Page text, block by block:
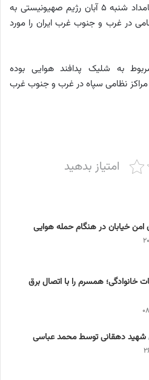
؛ ساعت ۲ بامداد شنبه ۵ آبان رژیم صهیونیستی به
در غرب و جنوب غرب ایران را مورد
به شلیک پدافند هوایی بوده
نظامی سپاه در غرب و جنوب غرب
امتیاز بدهید
امن خیابان در هنگام حمله هوایی
خانوادگی؛ همسرم را با اتصال برق
شهید دهقانی توسط محمد عباسی